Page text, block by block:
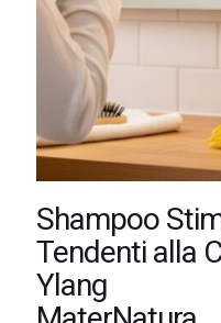
Shampoo
Tendenti alla
Ylang